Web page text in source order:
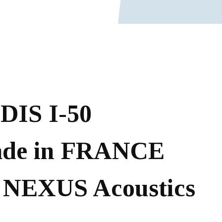
emille
Acoustics